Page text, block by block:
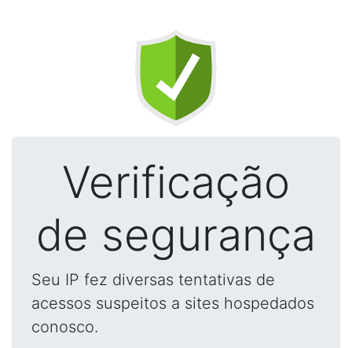
Verificação
de segurança
Seu IP fez diversas tentativas de
acessos suspeitos a sites hospedados
conosco.